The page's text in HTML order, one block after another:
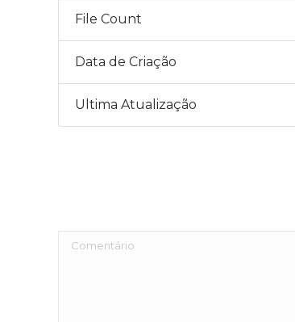
File Count
Data de Criação
Ultima Atualização
Comentário